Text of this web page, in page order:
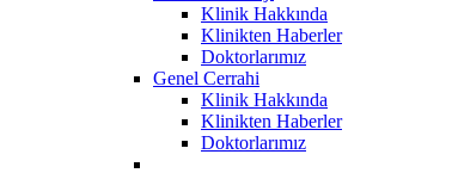
Klinik Hakkında
Klinikten Haberler
Doktorlarımız
Genel Cerrahi
Klinik Hakkında
Klinikten Haberler
Doktorlarımız